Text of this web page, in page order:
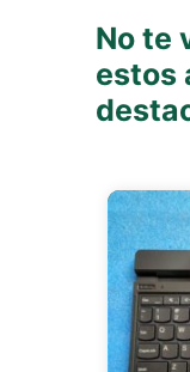
No te
estos